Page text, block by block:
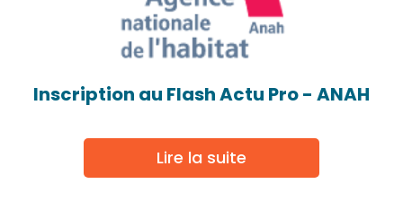
Inscription au Flash Actu Pro - ANAH
Lire la suite